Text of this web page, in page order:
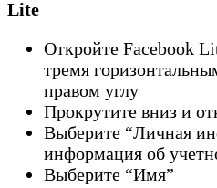
Lite
Откройте Facebook
тремя
правом углу
Прокрутите вниз и
Выберите “Личная
информация об
Выберите “Имя”